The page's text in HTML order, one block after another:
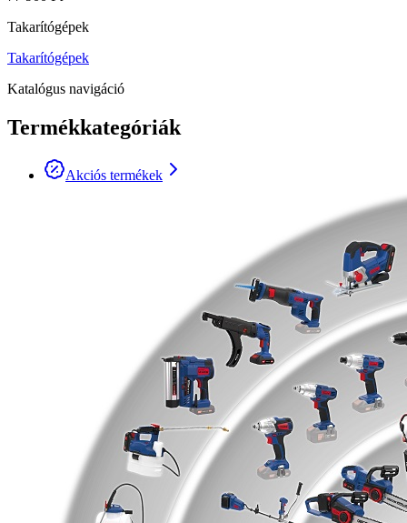
Takarítógépek
Takarítógépek
Katalógus navigáció
Termékkategóriák
Akciós termékek